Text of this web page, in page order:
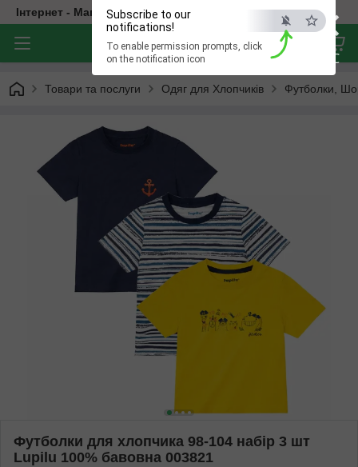
×
ESC
Subscribe to our
notifications!
To enable permission prompts, click
on the notification icon
Інтернет - Магазин Дитячого Одягу
Товари та послуги Одяг для Хлопчиків Футболки,
Футболки для хлопчика 98-104 набір 3 шт
Lupilu 100% бавовна 003821